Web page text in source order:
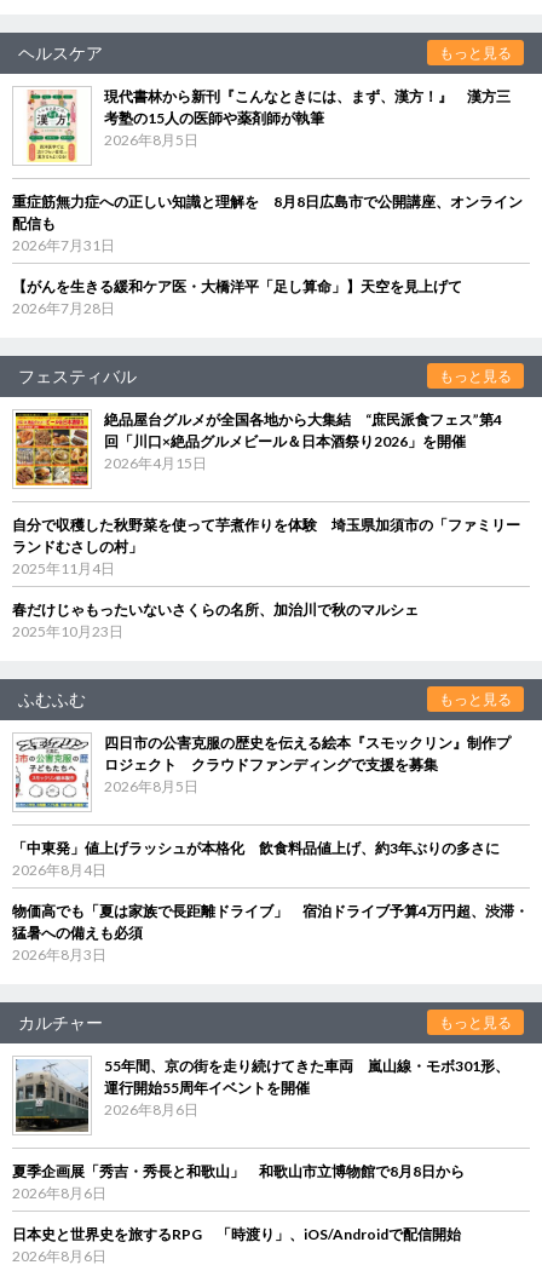
ヘルスケア もっと見る
現代書林から新刊『こんなときには、まず、漢方！』 漢方三
考塾の15人の医師や薬剤師が執筆
2026年8月5日
重症筋無力症への正しい知識と理解を 8月8日広島市で公開講座、オンライン
配信も
2026年7月31日
【がんを生きる緩和ケア医・大橋洋平「足し算命」】天空を見上げて
2026年7月28日
フェスティバル もっと見る
絶品屋台グルメが全国各地から大集結 “庶民派食フェス”第4
回「川口×絶品グルメビール＆日本酒祭り2026」を開催
2026年4月15日
自分で収穫した秋野菜を使って芋煮作りを体験 埼玉県加須市の「ファミリー
ランドむさしの村」
2025年11月4日
春だけじゃもったいないさくらの名所、加治川で秋のマルシェ
2025年10月23日
ふむふむ もっと見る
四日市の公害克服の歴史を伝える絵本『スモックリン』制作プ
ロジェクト クラウドファンディングで支援を募集
2026年8月5日
「中東発」値上げラッシュが本格化 飲食料品値上げ、約3年ぶりの多さに
2026年8月4日
物価高でも「夏は家族で長距離ドライブ」 宿泊ドライブ予算4万円超、渋滞・
猛暑への備えも必須
2026年8月3日
カルチャー もっと見る
55年間、京の街を走り続けてきた車両 嵐山線・モボ301形、
運行開始55周年イベントを開催
2026年8月6日
夏季企画展「秀吉・秀長と和歌山」 和歌山市立博物館で8月8日から
2026年8月6日
日本史と世界史を旅するRPG 「時渡り」、iOS/Androidで配信開始
2026年8月6日